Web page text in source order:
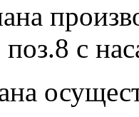
поз.8 с